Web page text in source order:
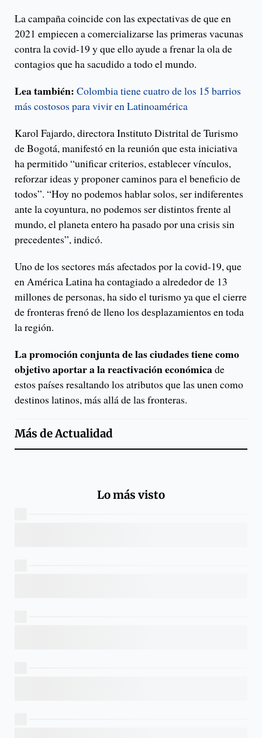
La campaña coincide con las expectativas de que en
2021 empiecen a comercializarse las primeras vacunas
contra la covid-19 y que ello ayude a frenar la ola de
contagios que ha sacudido a todo el mundo.
Lea también: Colombia tiene cuatro de los 15 barrios
más costosos para vivir en Latinoamérica
Karol Fajardo, directora Instituto Distrital de Turismo
de Bogotá, manifestó en la reunión que esta iniciativa
ha permitido “unificar criterios, establecer vínculos,
reforzar ideas y proponer caminos para el beneficio de
todos”. “Hoy no podemos hablar solos, ser indiferentes
ante la coyuntura, no podemos ser distintos frente al
mundo, el planeta entero ha pasado por una crisis sin
precedentes”, indicó.
Uno de los sectores más afectados por la covid-19, que
en América Latina ha contagiado a alrededor de 13
millones de personas, ha sido el turismo ya que el cierre
de fronteras frenó de lleno los desplazamientos en toda
la región.
La promoción conjunta de las ciudades tiene como
objetivo aportar a la reactivación económicade
estos países resaltando los atributos que las unen como
destinos latinos, más allá de las fronteras.
Más deActualidad
Lo más visto